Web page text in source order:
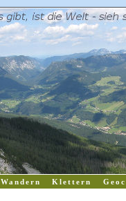
Wandern Klettern